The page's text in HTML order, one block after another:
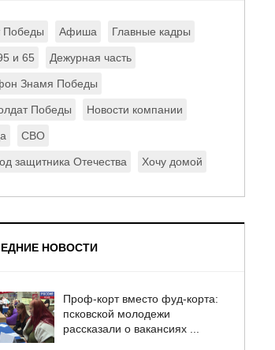
Победы Афиша Главные кадры
и 65 Дежурная часть
Знамя Победы
Победы Новости компании
СВО
защитника Отечества Хочу домой
НОВОСТИ
Проф-корт вместо фуд-корта:
псковской молодежи
рассказали о вакансиях ...